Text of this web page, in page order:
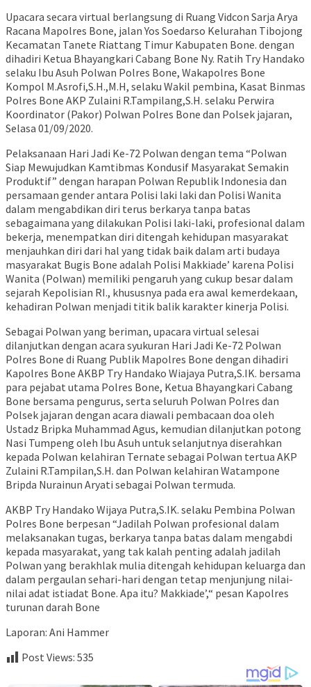
Upacara secara virtual berlangsung di Ruang Vidcon Sarja Arya
Racana Mapolres Bone, jalan Yos Soedarso Kelurahan Tibojong
Kecamatan Tanete Riattang Timur Kabupaten Bone. dengan
dihadiri Ketua Bhayangkari Cabang Bone Ny. Ratih Try Handako
selaku Ibu Asuh Polwan Polres Bone, Wakapolres Bone
Kompol M.Asrofi,S.H.,M.H, selaku Wakil pembina, Kasat Binmas
Polres Bone AKP Zulaini R.Tampilang,S.H. selaku Perwira
Koordinator (Pakor) Polwan Polres Bone dan Polsek jajaran,
Selasa 01/09/2020.
Pelaksanaan Hari Jadi Ke-72 Polwan dengan tema “Polwan
Siap Mewujudkan Kamtibmas Kondusif Masyarakat Semakin
Produktif” dengan harapan Polwan Republik Indonesia dan
persamaan gender antara Polisi laki laki dan Polisi Wanita
dalam mengabdikan diri terus berkarya tanpa batas
sebagaimana yang dilakukan Polisi laki-laki, profesional dalam
bekerja, menempatkan diri ditengah kehidupan masyarakat
menjauhkan diri dari hal yang tidak baik dalam arti budaya
masyarakat Bugis Bone adalah Polisi Makkiade’ karena Polisi
Wanita (Polwan) memiliki pengaruh yang cukup besar dalam
sejarah Kepolisian RI., khususnya pada era awal kemerdekaan,
kehadiran Polwan menjadi titik balik karakter kinerja Polisi.
Sebagai Polwan yang beriman, upacara virtual selesai
dilanjutkan dengan acara syukuran Hari Jadi Ke-72 Polwan
Polres Bone di Ruang Publik Mapolres Bone dengan dihadiri
Kapolres Bone AKBP Try Handako Wiajaya Putra,S.IK. bersama
para pejabat utama Polres Bone, Ketua Bhayangkari Cabang
Bone bersama pengurus, serta seluruh Polwan Polres dan
Polsek jajaran dengan acara diawali pembacaan doa oleh
Ustadz Bripka Muhammad Agus, kemudian dilanjutkan potong
Nasi Tumpeng oleh Ibu Asuh untuk selanjutnya diserahkan
kepada Polwan kelahiran Ternate sebagai Polwan tertua AKP
Zulaini R.Tampilan,S.H. dan Polwan kelahiran Watampone
Bripda Nurainun Aryati sebagai Polwan termuda.
AKBP Try Handako Wijaya Putra,S.IK. selaku Pembina Polwan
Polres Bone berpesan “Jadilah Polwan profesional dalam
melaksanakan tugas, berkarya tanpa batas dalam mengabdi
kepada masyarakat, yang tak kalah penting adalah jadilah
Polwan yang berakhlak mulia ditengah kehidupan keluarga dan
dalam pergaulan sehari-hari dengan tetap menjunjung nilai-
nilai adat istiadat Bone. Apa itu? Makkiade’,“ pesan Kapolres
turunan darah Bone
Laporan: Ani Hammer
Post Views: 535